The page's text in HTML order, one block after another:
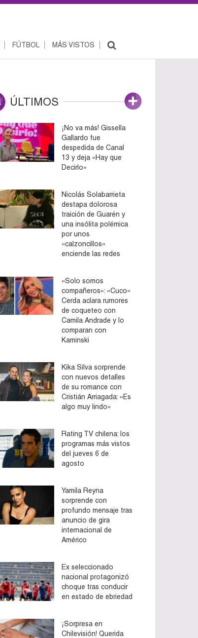
FÚTBOL MÁS VISTOS
ÚLTIMOS
¡No va más! Gissella
Gallardo fue
despedida de Canal
13 y deja «Hay que
Decirlo»
Nicolás Solabarrieta
destapa dolorosa
traición de Guarén y
una insólita polémica
por unos
«calzoncillos»
enciende las redes
«Solo somos
compañeros»: «Cuco»
Cerda aclara rumores
de coqueteo con
Camila Andrade y lo
comparan con
Kaminski
Kika Silva sorprende
con nuevos detalles
de su romance con
Cristián Arriagada: «Es
algo muy lindo»
Rating TV chilena: los
programas más vistos
del jueves 6 de
agosto
Yamila Reyna
sorprende con
profundo mensaje tras
anuncio de gira
internacional de
Américo
Ex seleccionado
nacional protagonizó
choque tras conducir
en estado de ebriedad
¡Sorpresa en
Chilevisión! Querida